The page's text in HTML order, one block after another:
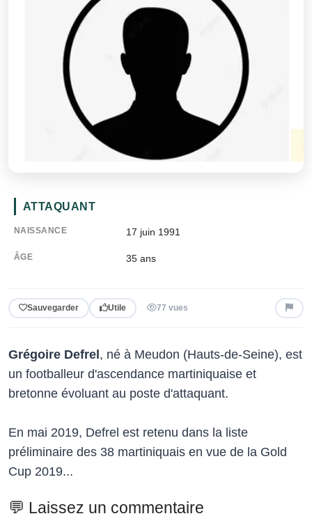
ATTAQUANT
NAISSANCE 17 juin 1991
ÂGE 35 ans
Sauvegarder Utile 77 vues
Grégoire Defrel , né à Meudon (Hauts-de-Seine), est
un footballeur d'ascendance martiniquaise et
bretonne évoluant au poste d'attaquant.
En mai 2019, Defrel est retenu dans la liste
préliminaire des 38 martiniquais en vue de la Gold
Cup 2019...
💬 Laissez un commentaire